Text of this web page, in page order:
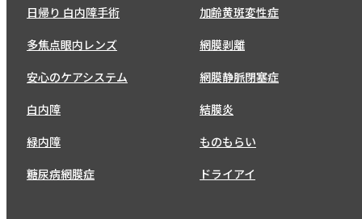
日帰り 白内障手術
多焦点眼内レンズ
安心のケアシステム
白内障
緑内障
糖尿病網膜症
加齢黄斑変性症
網膜剥離
網膜静脈閉塞症
結膜炎
ものもらい
ドライアイ